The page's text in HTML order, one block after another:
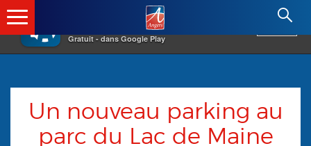
×
Gratuit - dans Google Play
Angers.fr : Retour à l'accueil
Un nouveau parking au
parc du Lac de Maine